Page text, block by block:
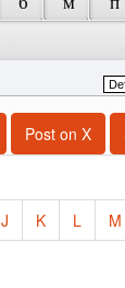
Post on X
J K L
M